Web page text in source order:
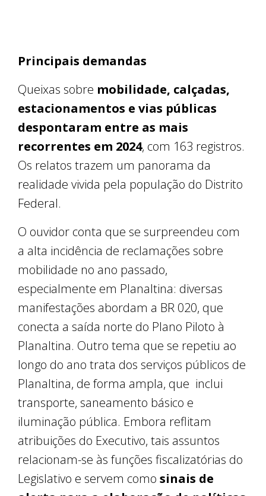
Principais demandas
Queixas sobre mobilidade, calçadas,
estacionamentos e vias públicas
despontaram entre as mais
recorrentes em 2024, com 163 registros.
Os relatos trazem um panorama da
realidade vivida pela população do Distrito
Federal.
O ouvidor conta que se surpreendeu com
a alta incidência de reclamações sobre
mobilidade no ano passado,
especialmente em Planaltina: diversas
manifestações abordam a BR 020, que
conecta a saída norte do Plano Piloto à
Planaltina. Outro tema que se repetiu ao
longo do ano trata dos serviços públicos de
Planaltina, de forma ampla, que inclui
transporte, saneamento básico e
iluminação pública. Embora reflitam
atribuições do Executivo, tais assuntos
relacionam-se às funções fiscalizatórias do
Legislativo e servem como sinais de